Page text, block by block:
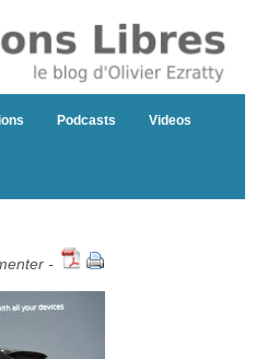
Podcasts Videos
-